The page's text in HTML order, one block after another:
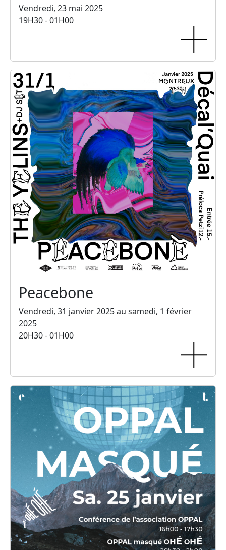
Vendredi, 23 mai 2025
19H30 - 01H00
Peacebone
Vendredi, 31 janvier 2025 au samedi, 1 février
2025
20H30 - 01H00